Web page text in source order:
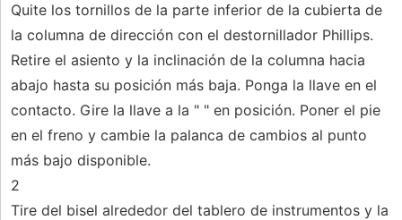
Quite los tornillos de la parte inferior de la cubierta de
la columna de dirección con el destornillador Phillips.
Retire el asiento y la inclinación de la columna hacia
abajo hasta su posición más baja. Ponga la llave en el
contacto. Gire la llave a la " " en posición. Poner el pie
en el freno y cambie la palanca de cambios al punto
más bajo disponible.
2
Tire del bisel alrededor del tablero de instrumentos y la